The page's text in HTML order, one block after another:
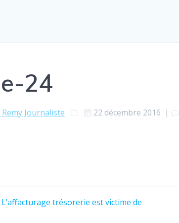
24
Journaliste 22 décembre 2016 |
Article
L’affacturage trésorerie est victime de